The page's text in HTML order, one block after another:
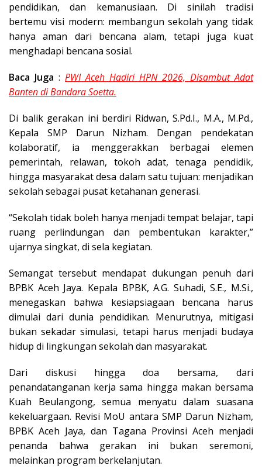
pendidikan, dan kemanusiaan. Di sinilah tradisi
bertemu visi modern: membangun sekolah yang tidak
hanya aman dari bencana alam, tetapi juga kuat
menghadapi bencana sosial.
Baca Juga : PWI Aceh Hadiri HPN 2026, Disambut Adat
Banten di Bandara Soetta.
Di balik gerakan ini berdiri Ridwan, S.Pd.I., M.A., M.Pd.,
Kepala SMP Darun Nizham. Dengan pendekatan
kolaboratif, ia menggerakkan berbagai elemen
pemerintah, relawan, tokoh adat, tenaga pendidik,
hingga masyarakat desa dalam satu tujuan: menjadikan
sekolah sebagai pusat ketahanan generasi.
“Sekolah tidak boleh hanya menjadi tempat belajar, tapi
ruang perlindungan dan pembentukan karakter,”
ujarnya singkat, di sela kegiatan.
Semangat tersebut mendapat dukungan penuh dari
BPBK Aceh Jaya. Kepala BPBK, A.G. Suhadi, S.E., M.Si.,
menegaskan bahwa kesiapsiagaan bencana harus
dimulai dari dunia pendidikan. Menurutnya, mitigasi
bukan sekadar simulasi, tetapi harus menjadi budaya
hidup di lingkungan sekolah dan masyarakat.
Dari diskusi hingga doa bersama, dari
penandatanganan kerja sama hingga makan bersama
Kuah Beulangong, semua menyatu dalam suasana
kekeluargaan. Revisi MoU antara SMP Darun Nizham,
BPBK Aceh Jaya, dan Tagana Provinsi Aceh menjadi
penanda bahwa gerakan ini bukan seremoni,
melainkan program berkelanjutan.